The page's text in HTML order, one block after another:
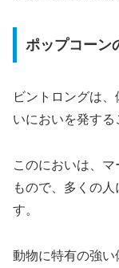
ポップコーン
ビントロングは
いにおいを発する
このにおいは、
もので、多くの
す。
動物に特有の強い